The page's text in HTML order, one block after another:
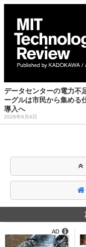
データセンターの電力不
ーグルは市民から集める
導入へ
2026年6月4日
AD